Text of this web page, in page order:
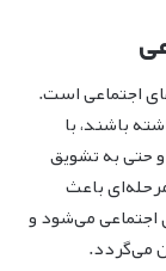
اجتماعی است.
باشند، با
حتی به تشویق
باعث
اجتماعی می‌شود و
می‌گردد.